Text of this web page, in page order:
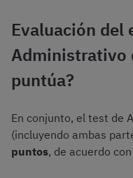
Evaluación del
Administrativo
puntúa?
En conjunto, el test de
(incluyendo ambas
puntos, de acuerdo